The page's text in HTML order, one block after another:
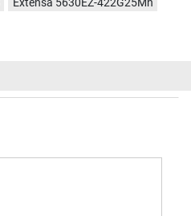
Extensa 5630EZ-422G25Mn